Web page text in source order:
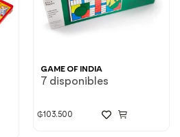
GAME OF INDIA
7 disponibles
₲103.500